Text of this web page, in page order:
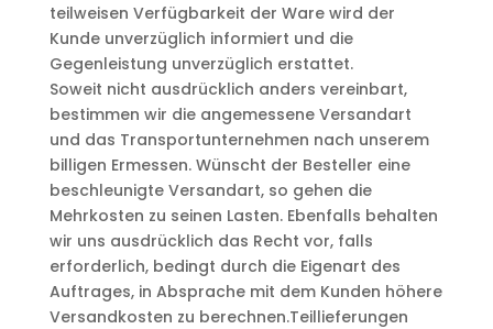
teilweisen Verfügbarkeit der Ware wird der
Kunde unverzüglich informiert und die
Gegenleistung unverzüglich erstattet.
Soweit nicht ausdrücklich anders vereinbart,
bestimmen wir die angemessene Versandart
und das Transportunternehmen nach unserem
billigen Ermessen. Wünscht der Besteller eine
beschleunigte Versandart, so gehen die
Mehrkosten zu seinen Lasten. Ebenfalls behalten
wir uns ausdrücklich das Recht vor, falls
erforderlich, bedingt durch die Eigenart des
Auftrages, in Absprache mit dem Kunden höhere
Versandkosten zu berechnen.Teillieferungen